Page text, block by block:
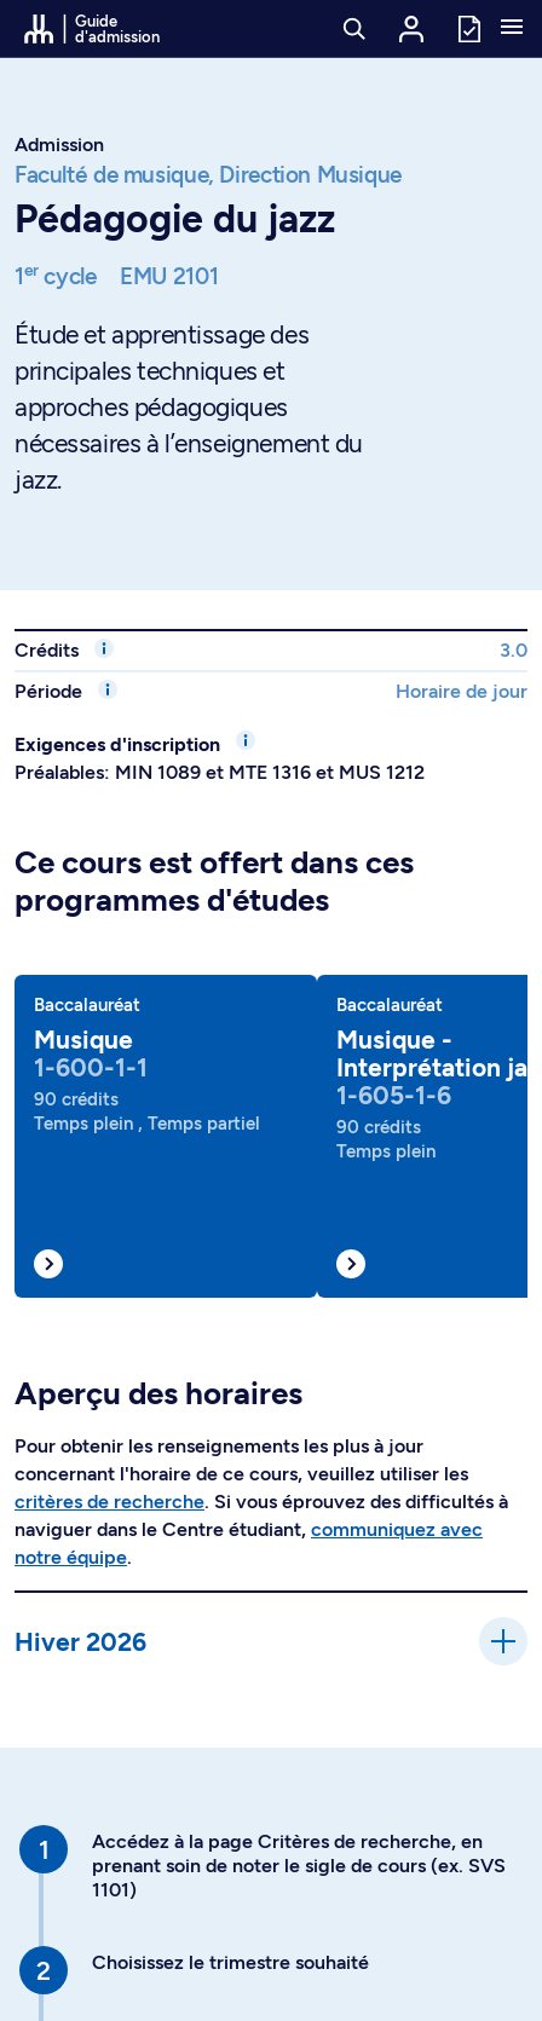
Passer au contenu
Guide
d'admission
Admission
Faculté de musique, Direction Musique
Pédagogie du jazz
1ercycle EMU 2101
Étude et apprentissage des
principales techniques et
approches pédagogiques
nécessaires à l’enseignement du
jazz.
Crédits
3.0
Période
Horaire de jour
Exigences d'inscription
Préalables: MIN 1089 et MTE 1316 et MUS 1212
Ce cours est offert dans ces
programmes d'études
Baccalauréat
Musique
1-600-1-1
90 crédits
Temps plein , Temps partiel
Baccalauréat
Musique -
Interprétation
1-605-1-6
90 crédits
Temps plein
Aperçu des horaires
Pour obtenir les renseignements les plus à jour
concernant l'horaire de ce cours, veuillez utiliser les
critères de recherche. Si vous éprouvez des difficultés à
naviguer dans le Centre étudiant, communiquez avec
notre équipe.
Hiver 2026
Accédez à la page Critères de recherche, en
prenant soin de noter le sigle de cours (ex. SVS
1101)
Choisissez le trimestre souhaité